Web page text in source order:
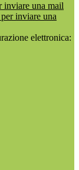
inviare una mail
inviare una
elettronica: